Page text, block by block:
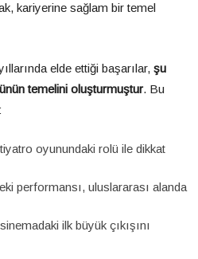
kariyerine sağlam bir temel
elde ettiği başarılar, şu
temelini oluşturmuştur. Bu
tiyatro oyunundaki rolü ile dikkat
performansı, uluslararası alanda
ilk büyük çıkışını